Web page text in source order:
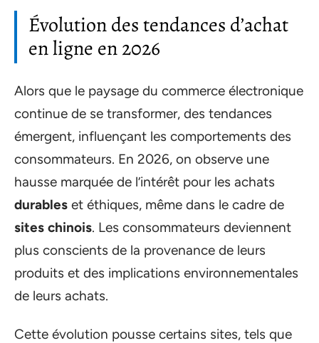
Évolution des tendances d’achat
en ligne en 2026
Alors que le paysage du commerce électronique
continue de se transformer, des tendances
émergent, influençant les comportements des
consommateurs. En 2026, on observe une
hausse marquée de l’intérêt pour les achats
durables et éthiques, même dans le cadre de
sites chinois. Les consommateurs deviennent
plus conscients de la provenance de leurs
produits et des implications environnementales
de leurs achats.
Cette évolution pousse certains sites, tels que